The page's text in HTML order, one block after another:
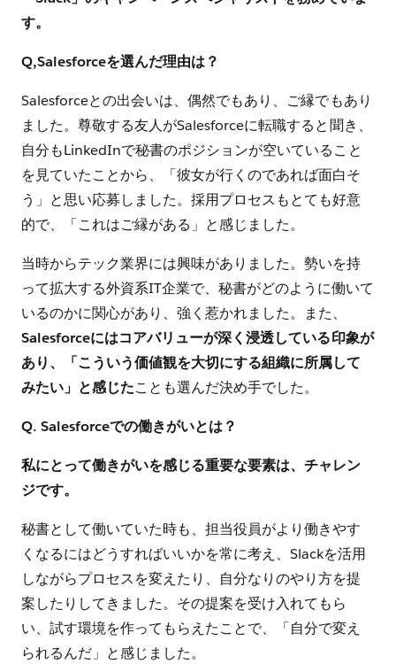
す。
Q,Salesforceを選んだ理由は？
Salesforceとの出会いは、偶然でもあり、ご縁でもあり
ました。尊敬する友人がSalesforceに転職すると聞き、
自分もLinkedInで秘書のポジションが空いていること
を見ていたことから、「彼女が行くのであれば面白そ
う」と思い応募しました。採用プロセスもとても好意
的で、「これはご縁がある」と感じました。
当時からテック業界には興味がありました。勢いを持
って拡大する外資系IT企業で、秘書がどのように働いて
いるのかに関心があり、強く惹かれました。また、
Salesforceにはコアバリューが深く浸透している印象が
あり、「こういう価値観を大切にする組織に所属して
みたい」と感じたことも選んだ決め手でした。
Q. Salesforceでの働きがいとは？
私にとって働きがいを感じる重要な要素は、チャレン
ジです。
秘書として働いていた時も、担当役員がより働きやす
くなるにはどうすればいいかを常に考え、Slackを活用
しながらプロセスを変えたり、自分なりのやり方を提
案したりしてきました。その提案を受け入れてもら
い、試す環境を作ってもらえたことで、「自分で変え
られるんだ」と感じました。